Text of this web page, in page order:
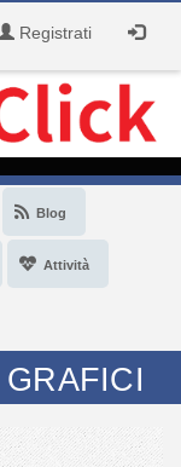
Registrati
Blog
Attività
GRAFICI